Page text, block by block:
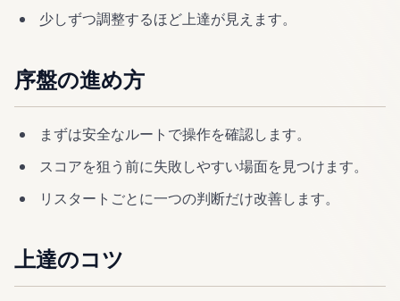
少しずつ調整するほど上達が見えます。
序盤の進め方
まずは安全なルートで操作を確認します。
スコアを狙う前に失敗しやすい場面を見つけます。
リスタートごとに一つの判断だけ改善します。
上達のコツ